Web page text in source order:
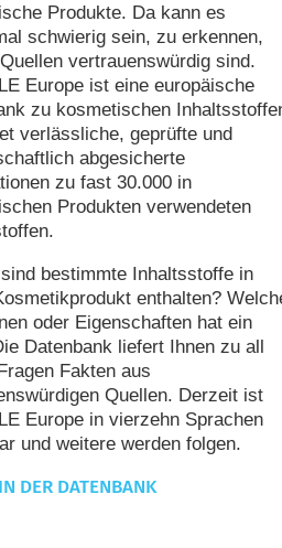
Produkte. Da kann es
schwierig sein, zu erkennen,
vertrauenswürdig sind.
Europe ist eine europäische
zu kosmetischen
verlässliche, geprüfte und
abgesicherte
zu fast 30.000 in
Produkten verwendeten
bestimmte Inhaltsstoffe in
enthalten?
oder Eigenschaften hat ein
Datenbank liefert Ihnen zu all
Fakten aus
Quellen. Derzeit ist
Europe in vierzehn Sprachen
und weitere werden folgen.
DER DATENBANK